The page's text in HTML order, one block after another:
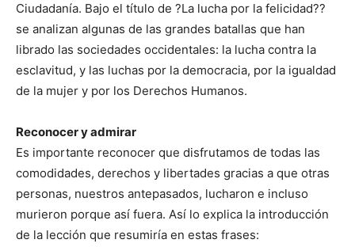
Ciudadanía. Bajo el título de ?La lucha por la felicidad??
se analizan algunas de las grandes batallas que han
librado las sociedades occidentales: la lucha contra la
esclavitud, y las luchas por la democracia, por la igualdad
de la mujer y por los Derechos Humanos.
Reconocer y admirar
Es importante reconocer que disfrutamos de todas las
comodidades, derechos y libertades gracias a que otras
personas, nuestros antepasados, lucharon e incluso
murieron porque así fuera. Así lo explica la introducción
de la lección que resumiría en estas frases: